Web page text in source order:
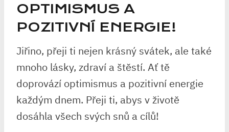
OPTIMISMUS A
POZITIVNÍ ENERGIE!
Jiřino, přeji ti nejen krásný svátek, ale také
mnoho lásky, zdraví a štěstí. Ať tě
doprovází optimismus a pozitivní energie
každým dnem. Přeji ti, abys v životě
dosáhla všech svých snů a cílů!